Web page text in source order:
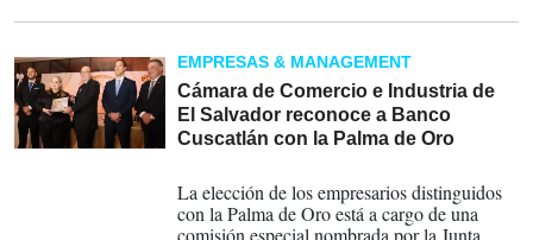
especialmente a mujeres empresarias, con
apoyo del sector privado.
EMPRESAS & MANAGEMENT
Cámara de Comercio e Industria de
El Salvador reconoce a Banco
Cuscatlán con la Palma de Oro
La elección de los empresarios distinguidos
con la Palma de Oro está a cargo de una
comisión especial nombrada por la Junta